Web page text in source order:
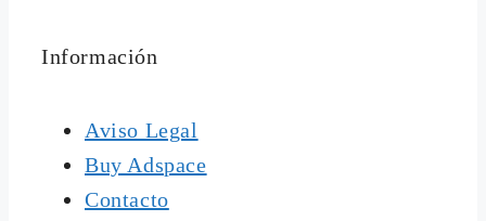
Información
Aviso Legal
Buy Adspace
Contacto